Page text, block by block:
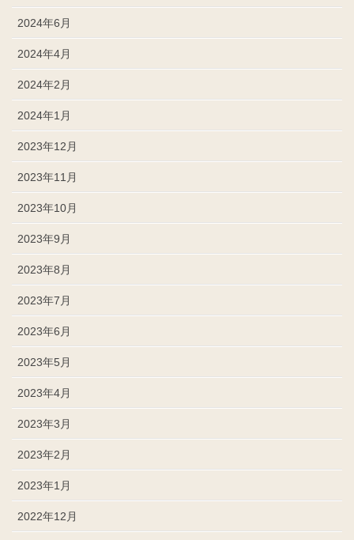
2024年6月
2024年4月
2024年2月
2024年1月
2023年12月
2023年11月
2023年10月
2023年9月
2023年8月
2023年7月
2023年6月
2023年5月
2023年4月
2023年3月
2023年2月
2023年1月
2022年12月